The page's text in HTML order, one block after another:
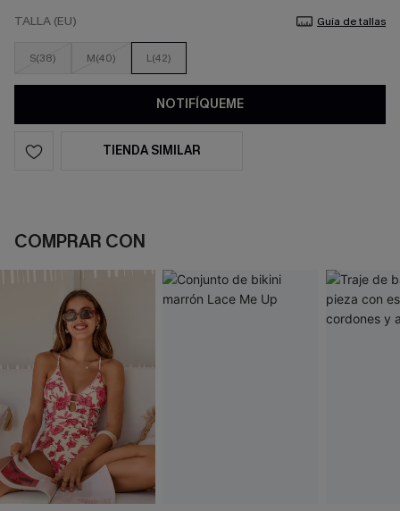
TALLA (EU) Guía de tallas
S(38) M(40) L(42)
NOTIFÍQUEME
TIENDA SIMILAR
COMPRAR CON